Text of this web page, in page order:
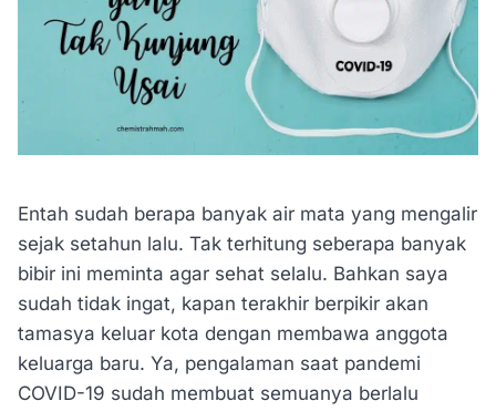
Entah sudah berapa banyak air mata yang mengalir
sejak setahun lalu. Tak terhitung seberapa banyak
bibir ini meminta agar sehat selalu. Bahkan saya
sudah tidak ingat, kapan terakhir berpikir akan
tamasya keluar kota dengan membawa anggota
keluarga baru. Ya, pengalaman saat pandemi
COVID-19 sudah membuat semuanya berlalu